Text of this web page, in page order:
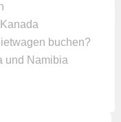
buchen?
und Namibia